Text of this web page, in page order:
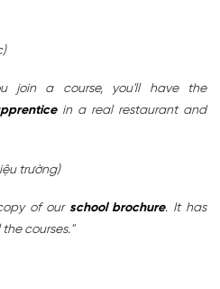
join a course, you'll have the
in a real restaurant and
trường)
of our school brochure. It has
courses."